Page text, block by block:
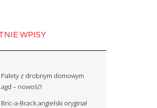
WPISY
Palety z drobnym domowym
agd – nowość!
Bric-a-Brack angielski oryginał